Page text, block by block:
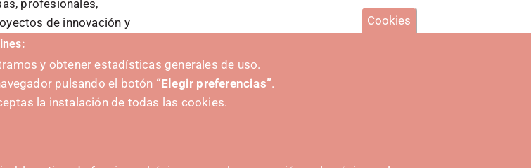
profesionales,
de innovación y
catálogoocontactando
Cookies
y obtener estadísticas generales de uso.
pulsando el botón “Elegir preferencias”.
la instalación de todas las cookies.